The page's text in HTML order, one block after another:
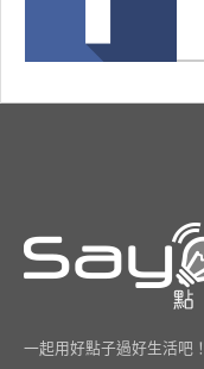
一起用好點子過好生活吧！